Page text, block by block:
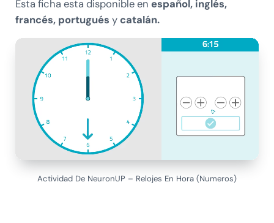
Esta ficha esta disponible en español, inglés,
francés, portugués y catalán.
Actividad De NeuronUP – Relojes En Hora (Numeros)